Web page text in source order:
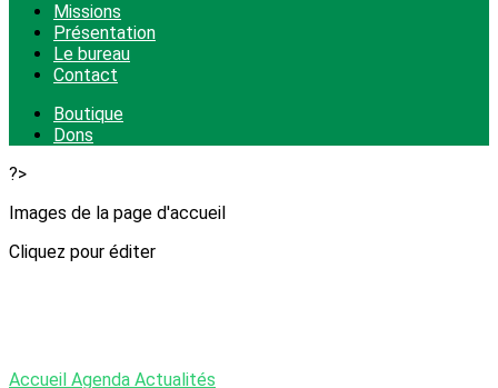
Missions
Présentation
Le bureau
Contact
Boutique
Dons
?>
Images de la page d'accueil
Cliquez pour éditer
Accueil Agenda Actualités